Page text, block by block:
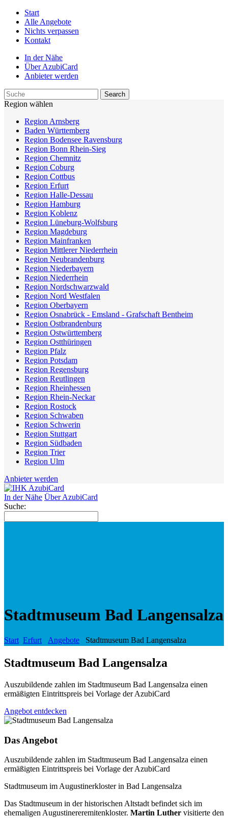
Start
Alle Angebote
Nichts verpassen
Kontakt
In der Nähe
Über AzubiCard
Anbieter werden
Region wählen
Region Arnsberg
Baden Württemberg
Region Bodensee Ravensburg
Region Bonn Rhein-Sieg
Region Chemnitz
Region Coburg
Region Cottbus
Region Erfurt
Region Halle-Dessau
Region Hamburg
Region Koblenz
Region Lüneburg-Wolfsburg
Region Magdeburg
Region Mainfranken
Region Mittlerer Niederrhein
Region Neubrandenburg
Region Niederbayern
Region Niederrhein
Region Nordschwarzwald
Region Nord Westfalen
Region Oberbayern
Region Osnabrück - Emsland - Grafschaft Bentheim
Region Ostbrandenburg
Region Ostwürttemberg
Region Ostthüringen
Region Pfalz
Region Potsdam
Region Regensburg
Region Reutlingen
Region Rheinhessen
Region Rhein-Neckar
Region Rostock
Region Schwaben
Region Schwerin
Region Stuttgart
Region Südbaden
Region Trier
Region Ulm
Anbieter werden
In der Nähe Über AzubiCard
Suche:
Stadtmuseum Bad Langensalza
Start Erfurt Angebote Stadtmuseum Bad Langensalza
Stadtmuseum Bad Langensalza
Auszubildende zahlen im Stadtmuseum Bad Langensalza einen
ermäßigten Eintrittspreis bei Vorlage der AzubiCard
Angebot entdecken
Das Angebot
Auszubildende zahlen im Stadtmuseum Bad Langensalza einen
ermäßigten Eintrittspreis bei Vorlage der AzubiCard
Stadtmuseum im Augustinerkloster in Bad Langensalza
Das Stadtmuseum in der historischen Altstadt befindet sich im
ehemaligen Augustinereremitenkloster. Martin Luther visitierte den